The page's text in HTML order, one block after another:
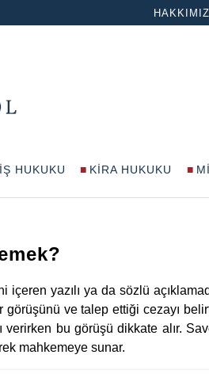
İŞ HUKUKU KIRA HUKUKU
yazılı ya da sözlü
görüşünü ve talep ettiği cezayı
bu görüşü dikkate alır.
mahkemeye sunar.